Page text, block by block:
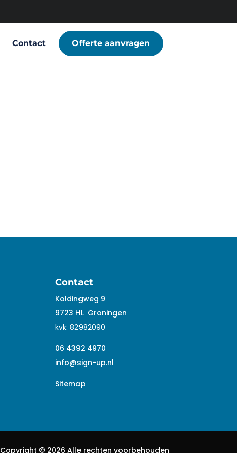
Contact Offerte aanvragen
Contact
Koldingweg 9
9723 HL Groningen
kvk:82982090
06 4392 4970
info@sign-up.nl
Sitemap
Copyright © 2026 Alle rechten voorbehouden